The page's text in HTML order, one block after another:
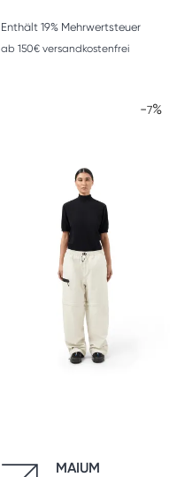
Enthält 19% Mehrwertsteuer
ab 150€ versandkostenfrei
-7%
MAIUM